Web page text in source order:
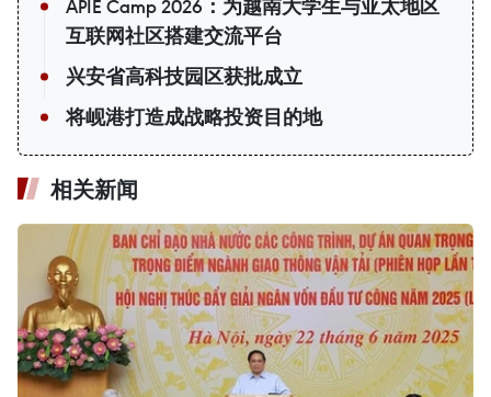
APIE Camp 2026：为越南大学生与亚太地区
互联网社区搭建交流平台
兴安省高科技园区获批成立
将岘港打造成战略投资目的地
相关新闻